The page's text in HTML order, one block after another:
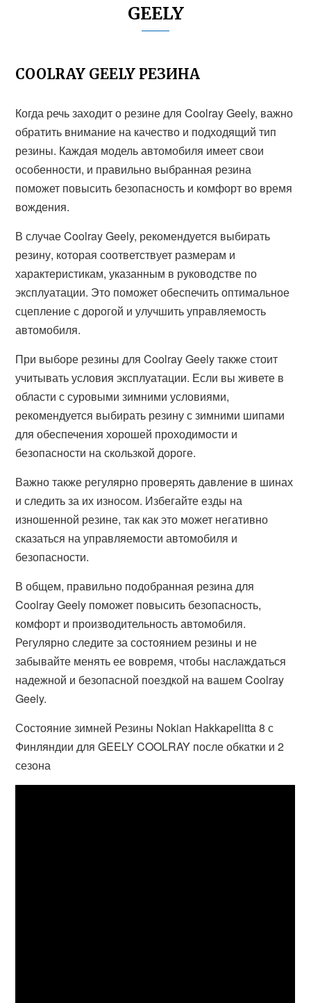
GEELY
COOLRAY GEELY РЕЗИНА
Когда речь заходит о резине для Coolray Geely, важно
обратить внимание на качество и подходящий тип
резины. Каждая модель автомобиля имеет свои
особенности, и правильно выбранная резина
поможет повысить безопасность и комфорт во время
вождения.
В случае Coolray Geely, рекомендуется выбирать
резину, которая соответствует размерам и
характеристикам, указанным в руководстве по
эксплуатации. Это поможет обеспечить оптимальное
сцепление с дорогой и улучшить управляемость
автомобиля.
При выборе резины для Coolray Geely также стоит
учитывать условия эксплуатации. Если вы живете в
области с суровыми зимними условиями,
рекомендуется выбирать резину с зимними шипами
для обеспечения хорошей проходимости и
безопасности на скользкой дороге.
Важно также регулярно проверять давление в шинах
и следить за их износом. Избегайте езды на
изношенной резине, так как это может негативно
сказаться на управляемости автомобиля и
безопасности.
В общем, правильно подобранная резина для
Coolray Geely поможет повысить безопасность,
комфорт и производительность автомобиля.
Регулярно следите за состоянием резины и не
забывайте менять ее вовремя, чтобы наслаждаться
надежной и безопасной поездкой на вашем Coolray
Geely.
Состояние зимней Резины Nokian Hakkapelitta 8 с
Финляндии для GEELY COOLRAY после обкатки и 2
сезона